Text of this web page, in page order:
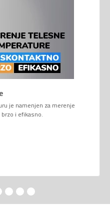
je namenjen za merenje
i efikasno.